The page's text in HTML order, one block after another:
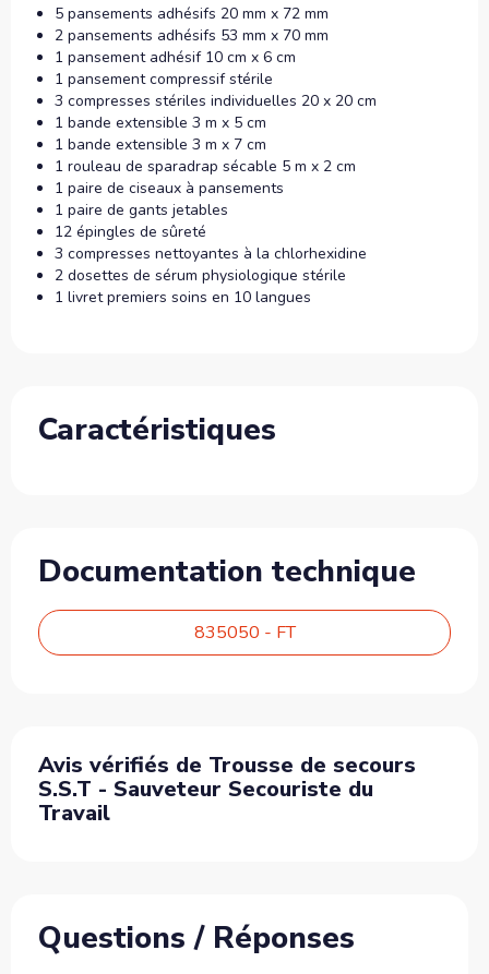
5 pansements adhésifs 20 mm x 72 mm
2 pansements adhésifs 53 mm x 70 mm
1 pansement adhésif 10 cm x 6 cm
1 pansement compressif stérile
3 compresses stériles individuelles 20 x 20 cm
1 bande extensible 3 m x 5 cm
1 bande extensible 3 m x 7 cm
1 rouleau de sparadrap sécable 5 m x 2 cm
1 paire de ciseaux à pansements
1 paire de gants jetables
12 épingles de sûreté
3 compresses nettoyantes à la chlorhexidine
2 dosettes de sérum physiologique stérile
1 livret premiers soins en 10 langues
Caractéristiques
Documentation technique
835050 - FT
Avis vérifiés de Trousse de secours
S.S.T - Sauveteur Secouriste du
Travail
Questions / Réponses